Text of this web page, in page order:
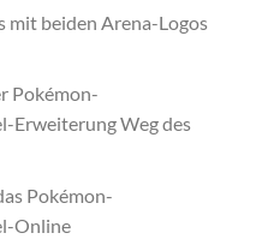
mit beiden Arena-Logos
Pokémon-
Erweiterung Weg des
Pokémon-
Online